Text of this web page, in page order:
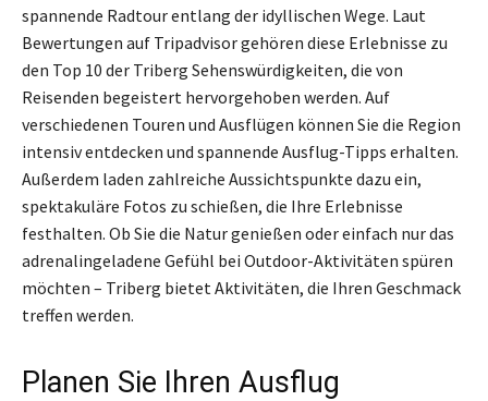
spannende Radtour entlang der idyllischen Wege. Laut
Bewertungen auf Tripadvisor gehören diese Erlebnisse zu
den Top 10 der Triberg Sehenswürdigkeiten, die von
Reisenden begeistert hervorgehoben werden. Auf
verschiedenen Touren und Ausflügen können Sie die Region
intensiv entdecken und spannende Ausflug-Tipps erhalten.
Außerdem laden zahlreiche Aussichtspunkte dazu ein,
spektakuläre Fotos zu schießen, die Ihre Erlebnisse
festhalten. Ob Sie die Natur genießen oder einfach nur das
adrenalingeladene Gefühl bei Outdoor-Aktivitäten spüren
möchten – Triberg bietet Aktivitäten, die Ihren Geschmack
treffen werden.
Planen Sie Ihren Ausflug